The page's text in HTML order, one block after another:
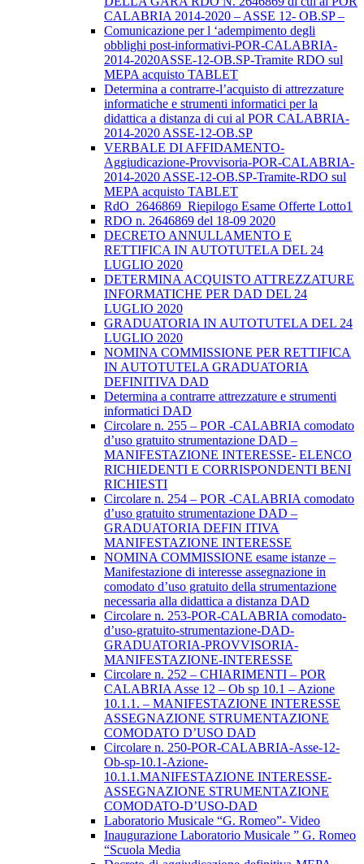
CALABRIA 2014-2020 – ASSE 12- OB.SP –
Comunicazione per l ‘adempimento degli
obblighi post-informativi-POR-CALABRIA-
2014-2020ASSE-12-OB.SP-Tramite RDO sul
MEPA acquisto TABLET
Determina a contrarre-l’acquisto di attrezzature
informatiche e strumenti informatici per la
didattica a distanza di cui al POR CALABRIA-
2014-2020 ASSE-12-OB.SP
VERBALE DI AFFIDAMENTO-
Aggiudicazione-Provvisoria-POR-CALABRIA-
2014-2020 ASSE-12-OB.SP-Tramite-RDO sul
MEPA acquisto TABLET
RdO_2646869_Riepilogo Esame Offerte Lotto1
RDO n. 2646869 del 18-09 2020
DECRETO ANNULLAMENTO E
RETTIFICA IN AUTOTUTELA DEL 24
LUGLIO 2020
DETERMINA ACQUISTO ATTREZZATURE
INFORMATICHE PER DAD DEL 24
LUGLIO 2020
GRADUATORIA IN AUTOTUTELA DEL 24
LUGLIO 2020
NOMINA COMMISSIONE PER RETTIFICA
IN AUTOTUTELA GRADUATORIA
DEFINITIVA DAD
Determina a contrarre attrezzature e strumenti
informatici DAD
Circolare n. 255 – POR -CALABRIA comodato
d’uso gratuito strumentazione DAD –
MANIFESTAZIONE INTERESSE- ELENCO
RICHIEDENTI E CORRISPONDENTI BENI
RICHIESTI
Circolare n. 254 – POR -CALABRIA comodato
d’uso gratuito strumentazione DAD –
GRADUATORIA DEFIN ITIVA
MANIFESTAZIONE INTERESSE
NOMINA COMMISSIONE esame istanze –
Manifestazione di interesse assegnazione in
comodato d’uso gratuito della strumentazione
necessaria alla didattica a distanza DAD
Circolare n. 253-POR-CALABRIA comodato-
d’uso-gratuito-strumentazione-DAD-
GRADUATORIA-PROVVISORIA-
MANIFESTAZIONE-INTERESSE
Circolare n. 252 – CHIARIMENTI – POR
CALABRIA Asse 12 – Ob sp 10.1 – Azione
10.1.1. – MANIFESTAZIONE INTERESSE
ASSEGNAZIONE STRUMENTAZIONE
COMODATO D’USO DAD
Circolare n. 250-POR-CALABRIA-Asse-12-
Ob-sp-10.1-Azione-
10.1.1.MANIFESTAZIONE INTERESSE-
ASSEGNAZIONE STRUMENTAZIONE
COMODATO-D’USO-DAD
Laboratorio Musicale “G. Romeo”- Video
Inaugurazione Laboratorio Musicale ” G. Romeo
“Scuola Media